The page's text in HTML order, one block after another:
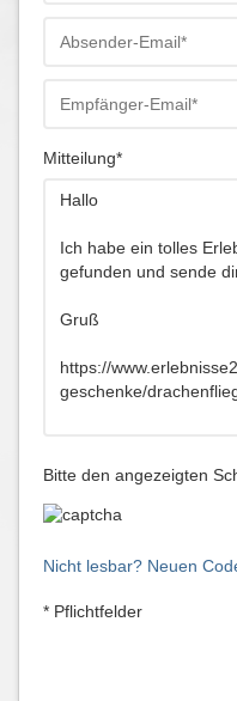
Mitteilung*
Bitte den angezeigten
Nicht lesbar? Neuen
* Pflichtfelder